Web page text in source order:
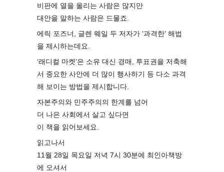
비판에 열을 올리는 사람은 많지만
대안을 말하는 사람은 드물죠.
에릭 포즈너, 글렌 웨일 두 저자가 ‘과격한’ 해법
을 제시하는데요.
‘래디컬 마켓’은 소유 대신 경매, 투표권을 저축해
서 중요한 사안에 더 많이 행사하기 등 다소 과격
해 보이는 방법을 제시합니다.
자본주의와 민주주의의 한계를 넘어
더 나은 사회에서 살고 싶다면
이 책을 읽어보세요.
읽고나서
11월 28일 목요일 저녁 7시 30분에 최인아책방
에 오셔서